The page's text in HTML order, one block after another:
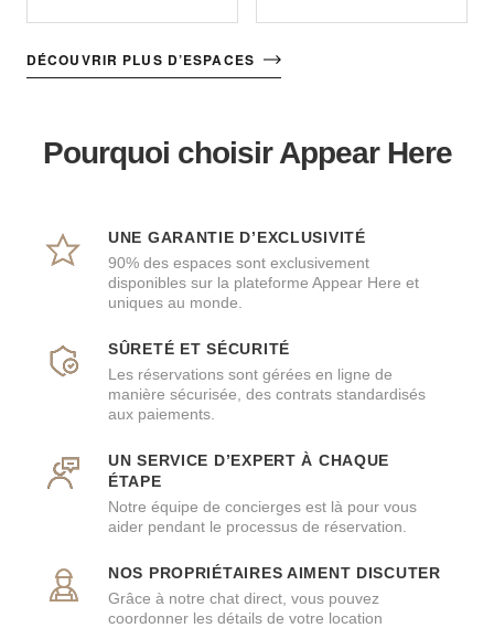
DÉCOUVRIR PLUS D’ESPACES
Pourquoi choisir Appear Here
UNE GARANTIE D’EXCLUSIVITÉ
90% des espaces sont exclusivement
disponibles sur la plateforme Appear Here et
uniques au monde.
SÛRETÉ ET SÉCURITÉ
Les réservations sont gérées en ligne de
manière sécurisée, des contrats standardisés
aux paiements.
UN SERVICE D’EXPERT À CHAQUE
ÉTAPE
Notre équipe de concierges est là pour vous
aider pendant le processus de réservation.
NOS PROPRIÉTAIRES AIMENT DISCUTER
Grâce à notre chat direct, vous pouvez
coordonner les détails de votre location